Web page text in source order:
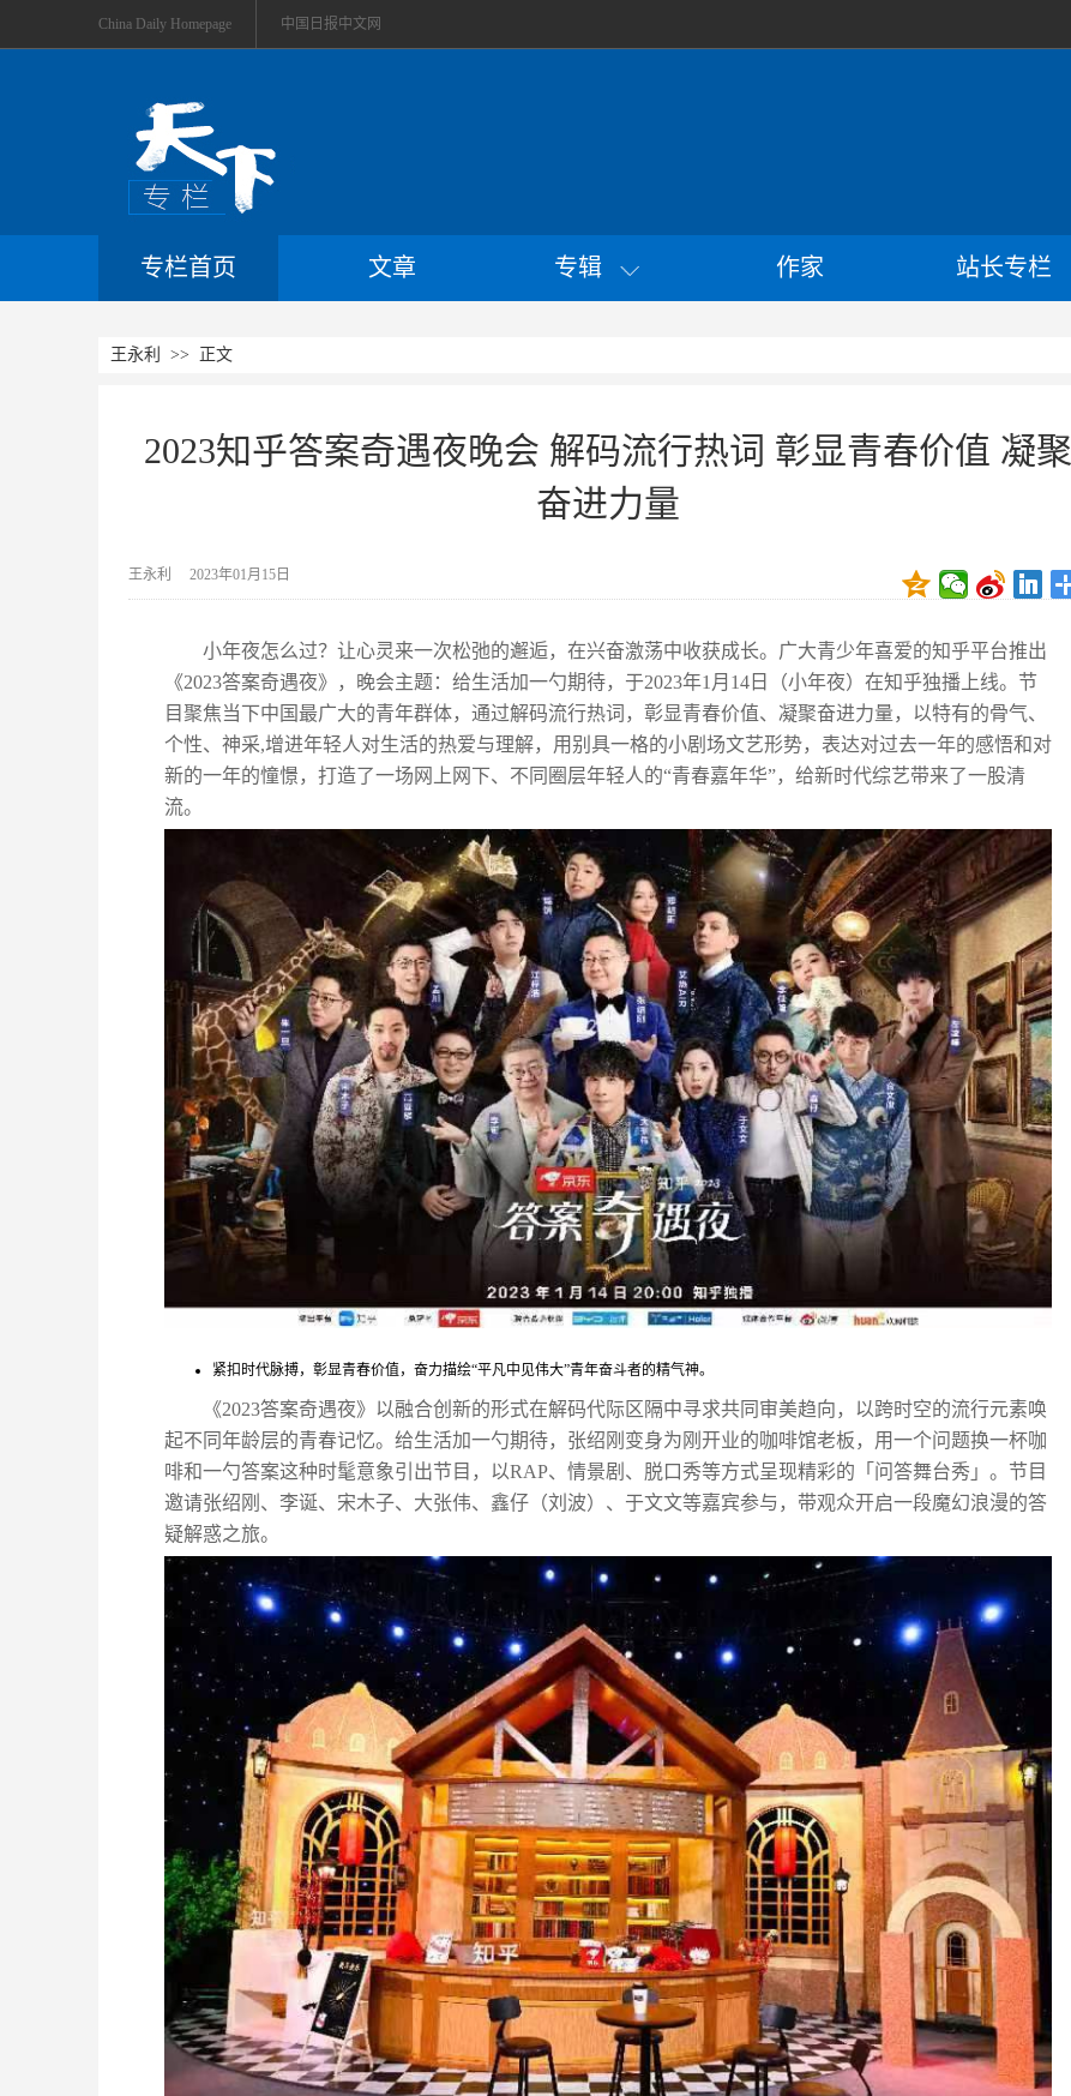
China Daily Homepage 中国日报中文网
专栏首页 文章 专辑 作家 站长专栏
王永利 >> 正文
2023知乎答案奇遇夜晚会 解码流行热词 彰显青春价值 凝聚
奋进力量
王永利 2023年01月15日
小年夜怎么过？让心灵来一次松弛的邂逅，在兴奋激荡中收获成长。广大青少年喜爱的知乎平台推出
《2023答案奇遇夜》，晚会主题：给生活加一勺期待，于2023年1月14日（小年夜）在知乎独播上线。节
目聚焦当下中国最广大的青年群体，通过解码流行热词，彰显青春价值、凝聚奋进力量，以特有的骨气、
个性、神采,增进年轻人对生活的热爱与理解，用别具一格的小剧场文艺形势，表达对过去一年的感悟和对
新的一年的憧憬，打造了一场网上网下、不同圈层年轻人的“青春嘉年华”，给新时代综艺带来了一股清
流。
紧扣时代脉搏，彰显青春价值，奋力描绘“平凡中见伟大”青年奋斗者的精气神。
《2023答案奇遇夜》以融合创新的形式在解码代际区隔中寻求共同审美趋向，以跨时空的流行元素唤
起不同年龄层的青春记忆。给生活加一勺期待，张绍刚变身为刚开业的咖啡馆老板，用一个问题换一杯咖
啡和一勺答案这种时髦意象引出节目，以RAP、情景剧、脱口秀等方式呈现精彩的「问答舞台秀」。节目
邀请张绍刚、李诞、宋木子、大张伟、鑫仔（刘波）、于文文等嘉宾参与，带观众开启一段魔幻浪漫的答
疑解惑之旅。